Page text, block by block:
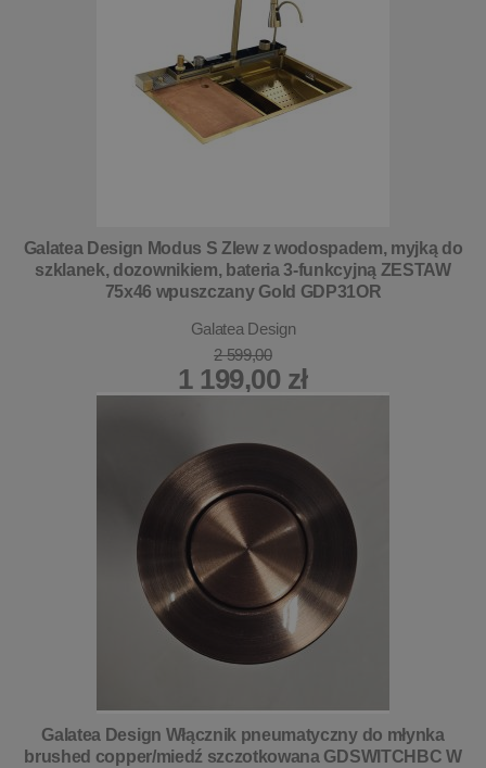
Galatea Design Modus S Zlew z wodospadem, myjką do
szklanek, dozownikiem, bateria 3-funkcyjną ZESTAW
75x46 wpuszczany Gold GDP31OR
Galatea Design
2 599,00
1 199,00 zł
Galatea Design Włącznik pneumatyczny do młynka
brushed copper/miedź szczotkowana GDSWITCHBC W